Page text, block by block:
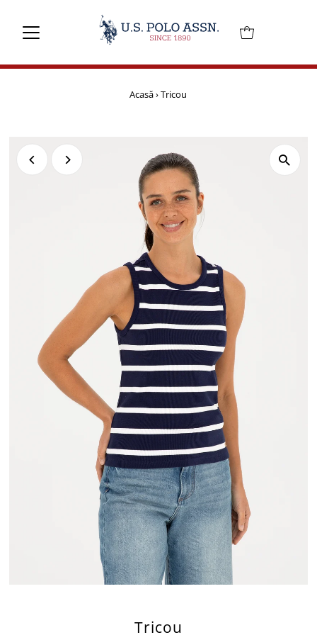
Acasă›Tricou
Tricou